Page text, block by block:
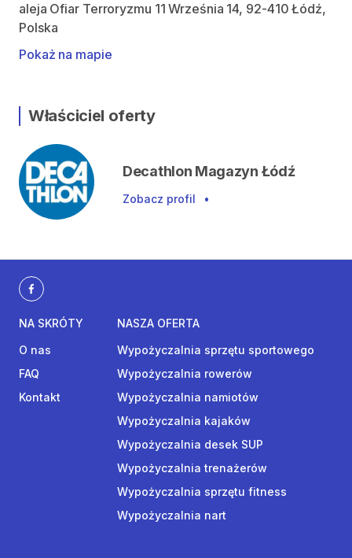
aleja Ofiar Terroryzmu 11 Września 14, 92-410 Łódź,
Polska
Pokaż na mapie
Właściciel oferty
Decathlon Magazyn Łódź
Zobacz profil •
NA SKRÓTY
O nas
FAQ
Kontakt
NASZA OFERTA
Wypożyczalnia sprzętu sportowego
Wypożyczalnia rowerów
Wypożyczalnia namiotów
Wypożyczalnia kajaków
Wypożyczalnia desek SUP
Wypożyczalnia trenażerów
Wypożyczalnia sprzętu fitness
Wypożyczalnia nart